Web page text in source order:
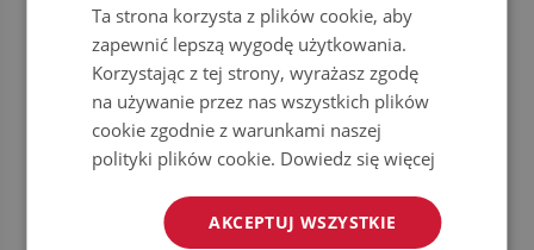
INDIAŃSKI
CENA:169.99 ZŁ
KUP TERAZ
TEKSTURA WZÓR
CENA:169.99
KUP TERAZ
Ta strona korzysta z plików cookie, aby
zapewnić lepszą wygodę użytkowania.
Korzystając z tej strony, wyrażasz zgodę
na używanie przez nas wszystkich plików
cookie zgodnie z warunkami naszej
polityki plików cookie. Dowiedz się więcej
AKCEPTUJ WSZYSTKIE